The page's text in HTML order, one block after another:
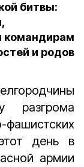
битвы:
командирам
и родов
разгрома
фашистских
день в
армии